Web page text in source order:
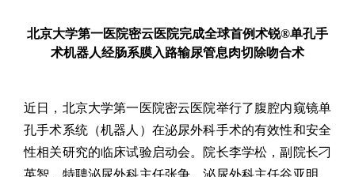
北京大学第一医院密云医院完成全球首例术锐®单孔手
术机器人经肠系膜入路输尿管息肉切除吻合术
近日，北京大学第一医院密云医院举行了腹腔内窥镜单
孔手术系统（机器人）在泌尿外科手术的有效性和安全
性相关研究的临床试验启动会。院长李学松，副院长刁
英智、特聘泌尿外科主任张争、泌尿外科主任谷亚明、